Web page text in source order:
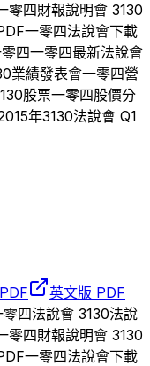
零四財報說明會 3130
一零四法說會下載
四一零四最新法說會
業績發表會一零四營
股票一零四股價分
年3130法說會 Q1
英文版 PDF
零四法說會 3130法說
零四財報說明會 3130
一零四法說會下載